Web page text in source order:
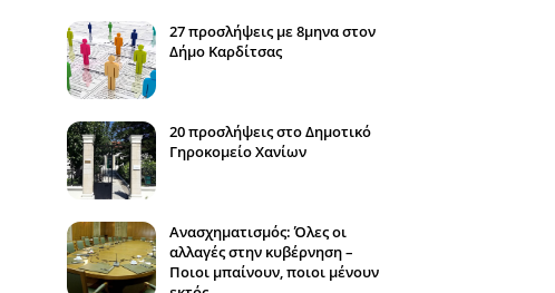
27 προσλήψεις με 8μηνα στον
Δήμο Καρδίτσας
20 προσλήψεις στο Δημοτικό
Γηροκομείο Χανίων
Ανασχηματισμός: Όλες οι
αλλαγές στην κυβέρνηση –
Ποιοι μπαίνουν, ποιοι μένουν